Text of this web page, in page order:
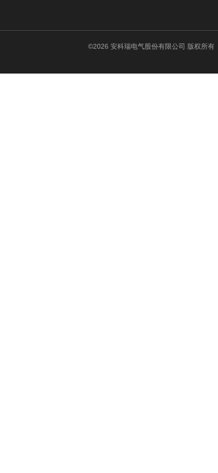
©2026 安科瑞电气股份有限公司 版权所